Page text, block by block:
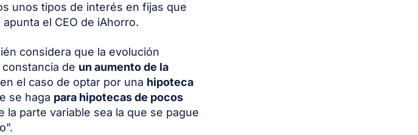
unos tipos de interés en fijas que
el CEO de iAhorro.
considera que la evolución
de un aumento de la
el caso de optar por una hipoteca
se haga para hipotecas de pocos
la parte variable sea la que se pague